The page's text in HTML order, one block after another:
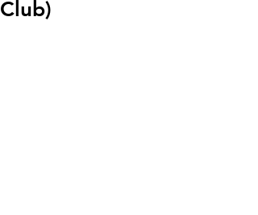
Club)